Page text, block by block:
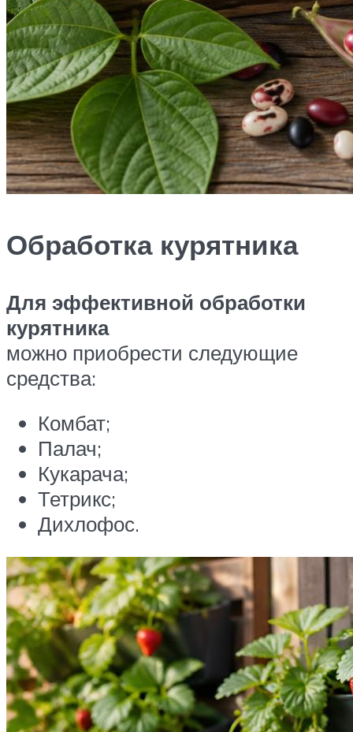
Обработка курятника
Для эффективной обработки
курятника
можно приобрести следующие
средства:
Комбат;
Палач;
Кукарача;
Тетрикс;
Дихлофос.